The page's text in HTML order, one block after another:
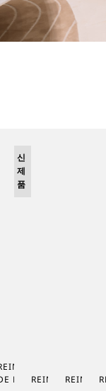
9915
DE NAPLES PHASE
LUNE 9935
REINE DE
신
제
품
REINE